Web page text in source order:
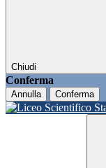
Chiudi
Conferma
Annulla Conferma